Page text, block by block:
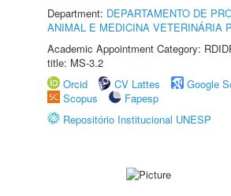
Department: DEPARTAMENTO DE
ANIMAL E MEDICINA VETERINÁRIA
Academic Appointment Category:
title: MS-3.2
Orcid
CV Lattes
Google
Scopus
Fapesp
Repositório Institucional UNESP